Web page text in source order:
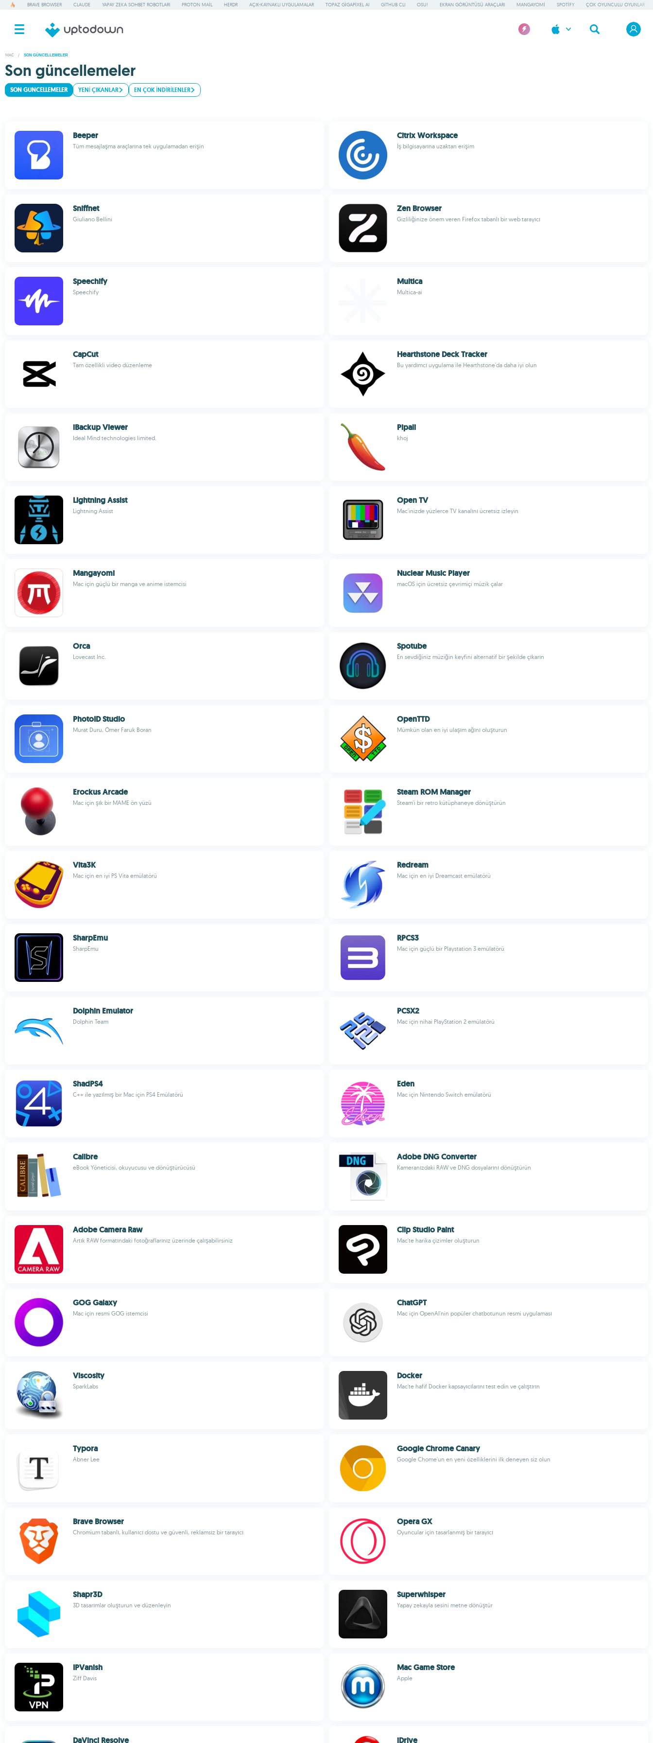
BRAVE BROWSER CLAUDE YAPAY ZEKA SOHBET ROBOTLARI PROTON MAIL HERDR AÇIK-KAYNAKLI UYGULAMALAR TOPAZ GIGAPIXEL AI GITHUB CLI OSU! EKRAN GÖRÜNTÜSÜ ARAÇLARI MANGAYOMI SPOTIFY ÇOK OYUNCULU OYUNLAR
MAC / SON GÜNCELLEMELER
Son güncellemeler
SON GÜNCELLEMELER YENI ÇIKANLAR EN ÇOK INDIRILENLER
Beeper
Tüm mesajlaşma araçlarına tek uygulamadan erişin
Citrix Workspace
İş bilgisayarına uzaktan erişim
Sniffnet
Giuliano Bellini
Zen Browser
Gizliliğinize önem veren Firefox tabanlı bir web tarayıcı
Speechify
Speechify
Multica
Multica-ai
CapCut
Tam özellikli video düzenleme
Hearthstone Deck Tracker
Bu yardımcı uygulama ile Hearthstone'da daha iyi olun
iBackup Viewer
Ideal Mind technologies limited.
Pipali
khoj
Lightning Assist
Lightning Assist
Open TV
Mac'inizde yüzlerce TV kanalını ücretsiz izleyin
Mangayomi
Mac için güçlü bir manga ve anime istemcisi
Nuclear Music Player
macOS için ücretsiz çevrimiçi müzik çalar
Orca
Lovecast Inc.
Spotube
En sevdiğiniz müziğin keyfini alternatif bir şekilde çıkarın
PhotoID Studio
Murat Duru, Ömer Faruk Boran
OpenTTD
Mümkün olan en iyi ulaşım ağını oluşturun
Erockus Arcade
Mac için şık bir MAME ön yüzü
Steam ROM Manager
Steam'i bir retro kütüphaneye dönüştürün
Vita3K
Mac için en iyi PS Vita emülatörü
Redream
Mac için en iyi Dreamcast emülatörü
SharpEmu
SharpEmu
RPCS3
Mac için güçlü bir Playstation 3 emülatörü
Dolphin Emulator
Dolphin Team
PCSX2
Mac için nihai PlayStation 2 emülatörü
ShadPS4
C++ ile yazılmış bir Mac için PS4 Emülatörü
Eden
Mac için Nintendo Switch emülatörü
Calibre
eBook Yöneticisi, okuyucusu ve dönüştürücüsü
Adobe DNG Converter
Kameranızdaki RAW ve DNG dosyalarını dönüştürün
Adobe Camera Raw
Artık RAW formatındaki fotoğraflarınız üzerinde çalışabilirsiniz
Clip Studio Paint
Mac'te harika çizimler oluşturun
GOG Galaxy
Mac için resmi GOG istemcisi
ChatGPT
Mac için OpenAI'nin popüler chatbotunun resmi uygulaması
Viscosity
SparkLabs
Docker
Mac'te hafif Docker kapsayıcılarını test edin ve çalıştırın
Typora
Abner Lee
Google Chrome Canary
Google Chome'un en yeni özelliklerini ilk deneyen siz olun
Brave Browser
Chromium tabanlı, kullanıcı dostu ve güvenli, reklamsız bir tarayıcı
Opera GX
Oyuncular için tasarlanmış bir tarayıcı
Shapr3D
3D tasarımlar oluşturun ve düzenleyin
Superwhisper
Yapay zekayla sesini metne dönüştür
IPVanish
Ziff Davis
Mac Game Store
Apple
DaVinci Resolve iDrive